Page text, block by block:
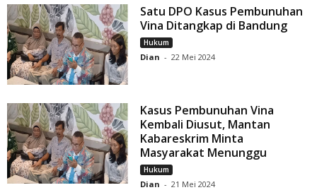
Satu DPO Kasus Pembunuhan
Vina Ditangkap di Bandung
Hukum
Dian - 22 Mei 2024
Kasus Pembunuhan Vina
Kembali Diusut, Mantan
Kabareskrim Minta
Masyarakat Menunggu
Hukum
Dian - 21 Mei 2024